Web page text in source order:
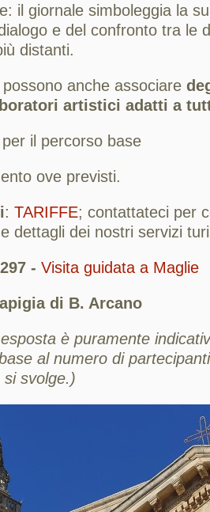
il giornale simboleggia la
e del confronto tra le
distanti.
anche associare
artistici adatti a
il percorso base
ove previsti.
: TARIFFE; contattateci per
dettagli dei nostri servizi
- Visita guidata a Maglie
di B. Arcano
è puramente
al numero di
si svolge.)